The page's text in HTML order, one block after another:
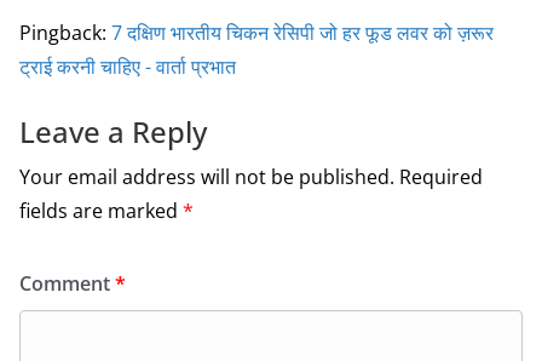
Pingback: 7 दक्षिण भारतीय चिकन रेसिपी जो हर फूड लवर को ज़रूर
ट्राई करनी चाहिए - वार्ता प्रभात
Leave a Reply
Your email address will not be published. Required
fields are marked *
Comment*